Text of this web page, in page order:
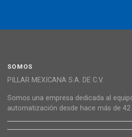
SOMOS
PILLAR MEXICANA S.A. DE C.V.
Somos una empresa dedicada al
automatización desde hace más de 42